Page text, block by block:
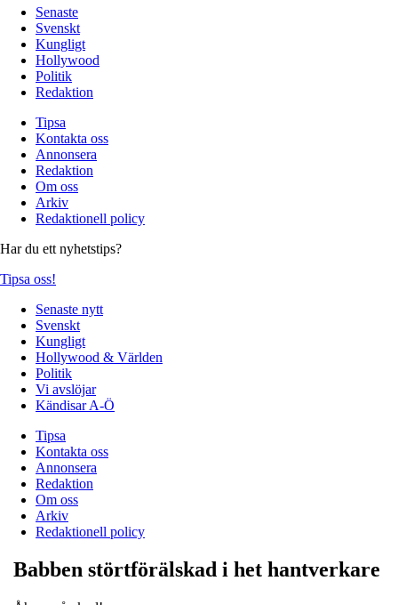
Senaste
Svenskt
Kungligt
Hollywood
Politik
Redaktion
Tipsa
Kontakta oss
Annonsera
Redaktion
Om oss
Arkiv
Redaktionell policy
Har du ett nyhetstips?
Tipsa oss!
Senaste nytt
Svenskt
Kungligt
Hollywood & Världen
Politik
Vi avslöjar
Kändisar A-Ö
Tipsa
Kontakta oss
Annonsera
Redaktion
Om oss
Arkiv
Redaktionell policy
Babben störtförälskad i het hantverkare